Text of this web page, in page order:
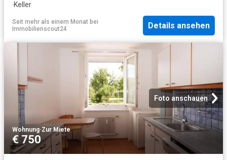
·Keller
Seit mehr als einem Monat bei
Immobilienscout24
Details ansehen
Foto anschauen
Wohnung·Zur Miete
€ 750